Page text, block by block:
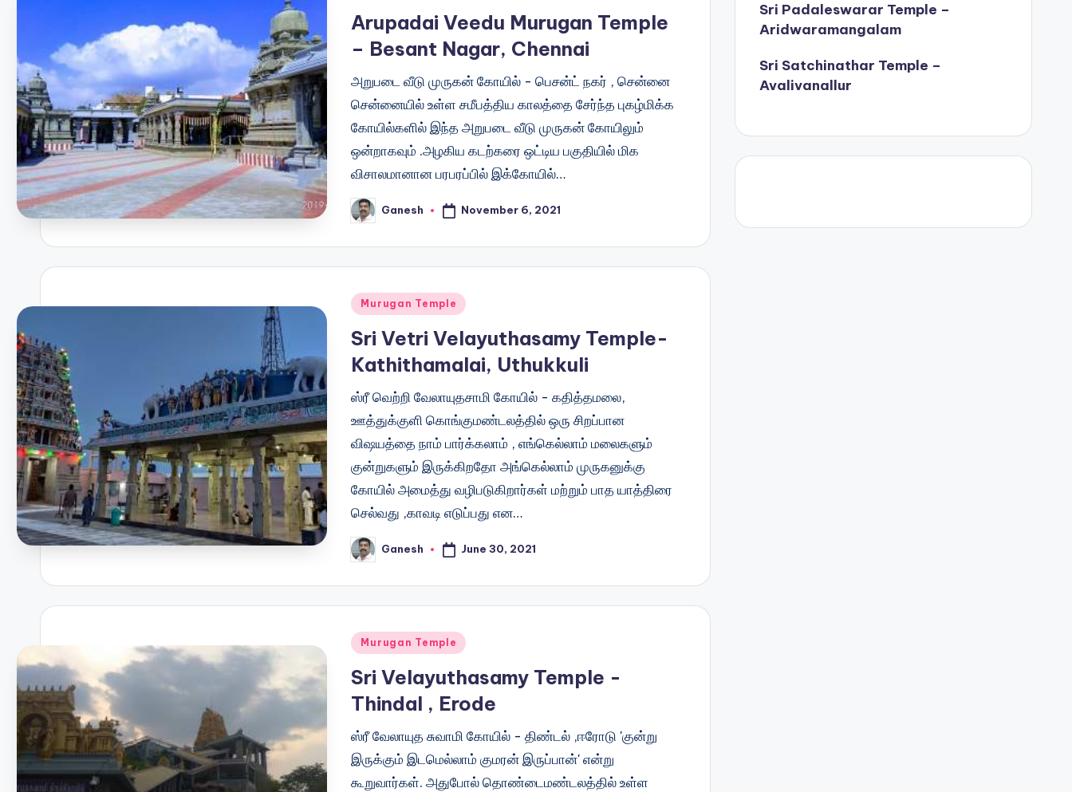
Arupadai Veedu Murugan Temple
– Besant Nagar, Chennai
அறுபடை வீடு முருகன் கோயில் - பெசன்ட் நகர் , சென்னை
சென்னையில் உள்ள சமீபத்திய காலத்தை சேர்ந்த புகழ்மிக்க
கோயில்களில் இந்த அறுபடை வீடு முருகன் கோயிலும்
ஒன்றாகவும் .அழகிய கடற்கரை ஒட்டிய பகுதியில் மிக
விசாலமானான பரபரப்பில் இக்கோயில்…
Posted
by
Ganesh November 6, 2021
Posted
Murugan Temple
Sri Vetri Velayuthasamy Temple-
Kathithamalai, Uthukkuli
ஸ்ரீ வெற்றி வேலாயுதசாமி கோயில் - கதித்தமலை,
ஊத்துக்குளி கொங்குமண்டலத்தில் ஒரு சிறப்பான
விஷயத்தை நாம் பார்க்கலாம் , எங்கெல்லாம் மலைகளும்
குன்றுகளும் இருக்கிறதோ அங்கெல்லாம் முருகனுக்கு
கோயில் அமைத்து வழிபடுகிறார்கள் மற்றும் பாத யாத்திரை
செல்வது ,காவடி எடுப்பது என…
Posted
by
Ganesh June 30, 2021
Posted
Murugan Temple
Sri Velayuthasamy Temple -
Thindal , Erode
ஸ்ரீ வேலாயுத சுவாமி கோயில் - திண்டல் ,ஈரோடு 'குன்று
இருக்கும் இடமெல்லாம் குமரன் இருப்பான்' என்று
கூறுவார்கள். அதுபோல் தொண்டைமண்டலத்தில் உள்ள
Sri Padaleswarar Temple –
Aridwaramangalam
Sri Satchinathar Temple –
Avalivanallur